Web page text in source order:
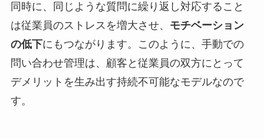
同時に、同じような質問に繰り返し対応すること
は従業員のストレスを増大させ、 モチベーション
の低下にもつながります。このように、手動での
問い合わせ管理は、顧客と従業員の双方にとって
デメリットを生み出す持続不可能なモデルなので
す。